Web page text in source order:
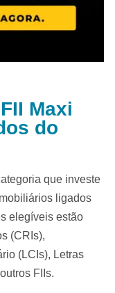
Maxi
do
que investe
ligados
elegíveis estão
(CRIs),
(LCIs), Letras
FIIs.